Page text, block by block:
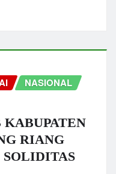
NASIONAL
RIANG